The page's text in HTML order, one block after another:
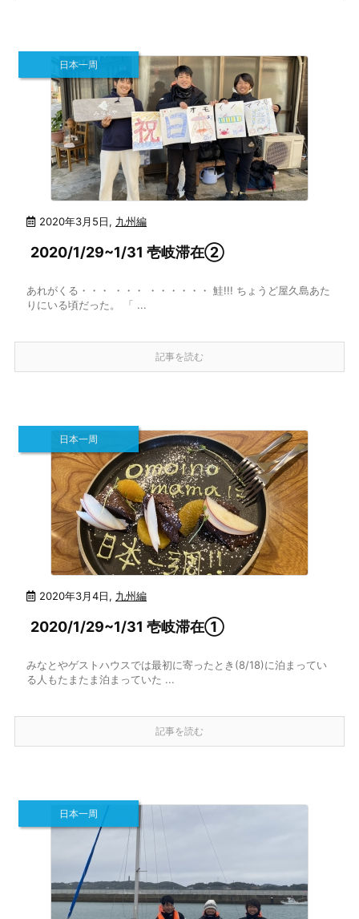
2020年3月5日
日本一周
, 九州編
2020/1/29~1/31 壱岐滞在②
あれがくる・・・ ・・・ ・・・・・・ 鮭!!! ちょうど屋久島あた
りにいる頃だった。 「 ...
記事を読む
2020年3月4日
日本一周
, 九州編
2020/1/29~1/31 壱岐滞在①
みなとやゲストハウスでは最初に寄ったとき(8/18)に泊まってい
る人もたまたま泊まっていた ...
記事を読む
日本一周